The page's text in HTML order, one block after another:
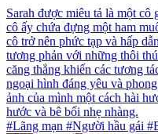
Sarah được miêu tả là một
cô ấy chứa đựng một ham
cô trở nên phức tạp và hấp
tương phản với những thôi
căng thẳng khiến các tương
ngoại hình đáng yêu và
ảnh của mình một cách hài
hước và bê bối nhẹ nhàng.
#Lãng mạn #Người hầu gái